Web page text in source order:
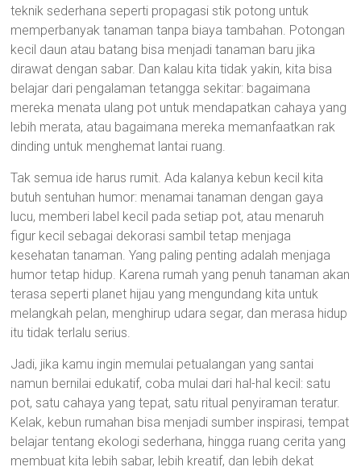
teknik sederhana seperti propagasi stik potong untuk
memperbanyak tanaman tanpa biaya tambahan. Potongan
kecil daun atau batang bisa menjadi tanaman baru jika
dirawat dengan sabar. Dan kalau kita tidak yakin, kita bisa
belajar dari pengalaman tetangga sekitar: bagaimana
mereka menata ulang pot untuk mendapatkan cahaya yang
lebih merata, atau bagaimana mereka memanfaatkan rak
dinding untuk menghemat lantai ruang.
Tak semua ide harus rumit. Ada kalanya kebun kecil kita
butuh sentuhan humor: menamai tanaman dengan gaya
lucu, memberi label kecil pada setiap pot, atau menaruh
figur kecil sebagai dekorasi sambil tetap menjaga
kesehatan tanaman. Yang paling penting adalah menjaga
humor tetap hidup. Karena rumah yang penuh tanaman akan
terasa seperti planet hijau yang mengundang kita untuk
melangkah pelan, menghirup udara segar, dan merasa hidup
itu tidak terlalu serius.
Jadi, jika kamu ingin memulai petualangan yang santai
namun bernilai edukatif, coba mulai dari hal-hal kecil: satu
pot, satu cahaya yang tepat, satu ritual penyiraman teratur.
Kelak, kebun rumahan bisa menjadi sumber inspirasi, tempat
belajar tentang ekologi sederhana, hingga ruang cerita yang
membuat kita lebih sabar, lebih kreatif, dan lebih dekat